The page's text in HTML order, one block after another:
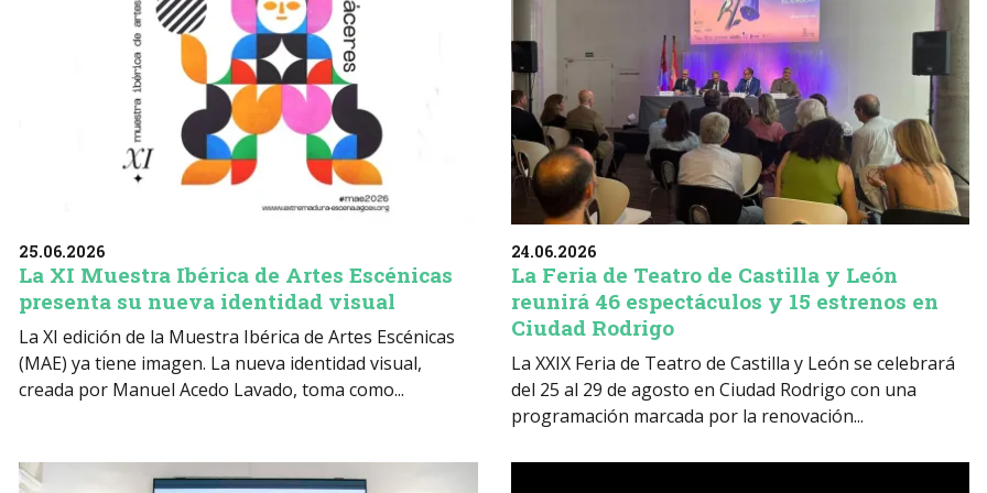
25.06.2026
La XI Muestra Ibérica de Artes Escénicas
presenta su nueva identidad visual
La XI edición de la Muestra Ibérica de Artes Escénicas
(MAE) ya tiene imagen. La nueva identidad visual,
creada por Manuel Acedo Lavado, toma como...
24.06.2026
La Feria de Teatro de Castilla y León
reunirá 46 espectáculos y 15 estrenos en
Ciudad Rodrigo
La XXIX Feria de Teatro de Castilla y León se celebrará
del 25 al 29 de agosto en Ciudad Rodrigo con una
programación marcada por la renovación...